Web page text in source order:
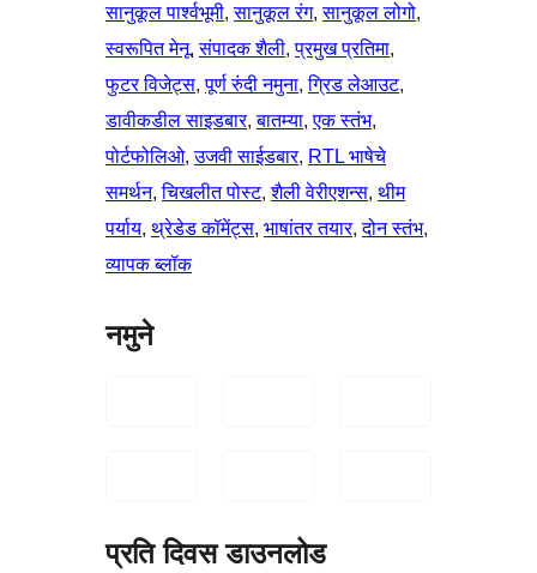
सानुकूल पार्श्वभूमी, सानुकूल रंग, सानुकूल लोगो
स्वरूपित मेनू, संपादक शैली, प्रमुख प्रतिमा
फुटर विजेट्स, पूर्ण रुंदी नमुना, ग्रिड लेआउट
डावीकडील साइडबार, बातम्या, एक स्तंभ
पोर्टफोलिओ, उजवी साईडबार, RTL भाषेचे
समर्थन, चिखलीत पोस्ट, शैली वेरीएशन्स, थीम
पर्याय, थ्रेडेड कॉमेंट्स, भाषांतर तयार, दोन स्तंभ
व्यापक ब्लॉक
नमुने
प्रति दिवस डाउनलोड